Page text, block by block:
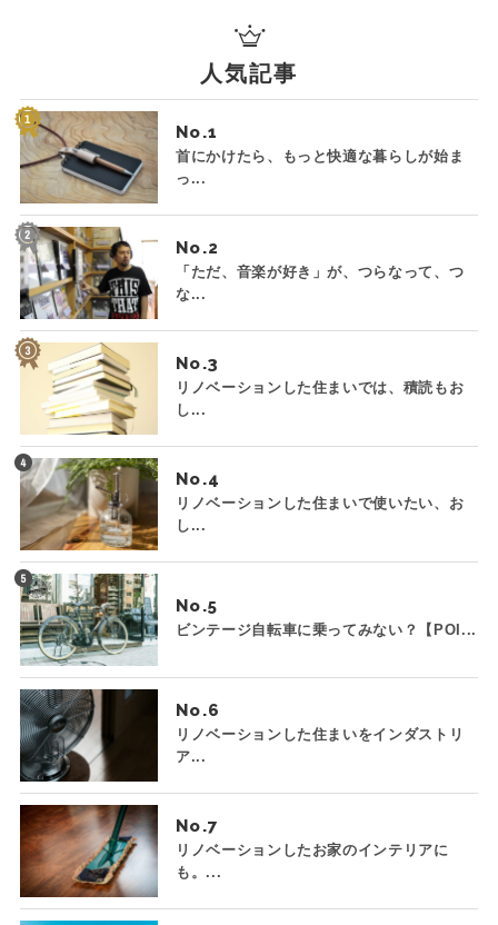
人気記事
No.
首にかけたら、もっと快適な暮らしが始ま
っ...
No.
「ただ、音楽が好き」が、つらなって、つ
な...
No.
リノベーションした住まいでは、積読もお
し...
No.
リノベーションした住まいで使いたい、お
し...
No.
ビンテージ自転車に乗ってみない？【POI...
No.
リノベーションした住まいをインダストリ
ア...
No.
リノベーションしたお家のインテリアに
も。...